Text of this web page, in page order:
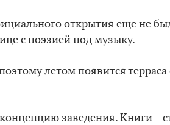
открытия еще не
с поэзией под музыку.
летом появится
заведения. Книги –